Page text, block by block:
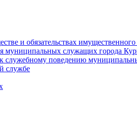
и обязательствах имущественного
муниципальных служащих города
служебному поведению
службе